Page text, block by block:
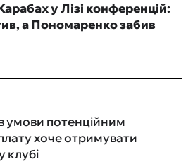
у Лізі конференцій:
а Пономаренко забив
умови потенційним
хоче отримувати
клубі